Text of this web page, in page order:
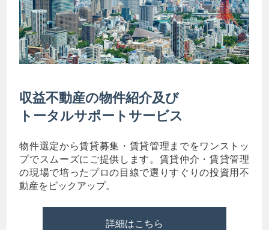
収益不動産の物件紹介及び
トータルサポートサービス
物件選定から賃貸募集・賃貸管理までをワンストッ
プでスムーズにご提供します。賃貸仲介・賃貸管理
の現場で培ったプロの目線で選りすぐりの投資用不
動産をピックアップ。
詳細はこちら